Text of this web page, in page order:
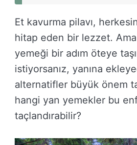
Et kavurma pilavı,
hitap eden bir lezzet.
yemeği bir adım öteye
istiyorsanız, yanına
alternatifler büyük önem
hangi yan yemekler bu
taçlandırabilir?